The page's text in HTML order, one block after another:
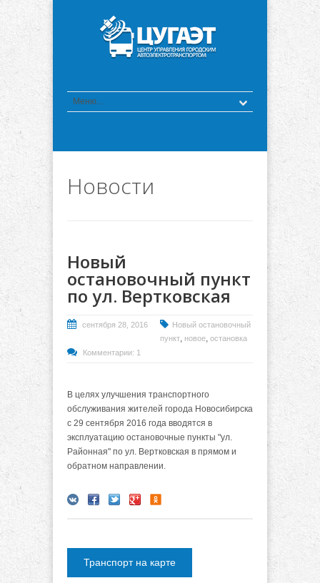
Новости
Новый
остановочный пункт
по ул. Вертковская
сентября 28, 2016
Новый остановочный
пункт, новое, остановка
Комментарии: 1
В целях улучшения транспортного
обслуживания жителей города Новосибирска
с 29 сентября 2016 года вводятся в
эксплуатацию остановочные пункты "ул.
Районная" по ул. Вертковская в прямом и
обратном направлении.
Транспорт на карте